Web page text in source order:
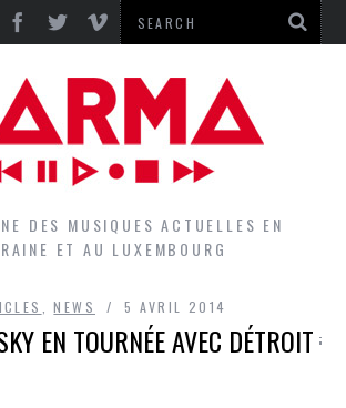
DES MUSIQUES ACTUELLES EN
ET AU LUXEMBOURG
,NEWS 5 AVRIL 2014
EN TOURNÉE AVEC DÉTROIT